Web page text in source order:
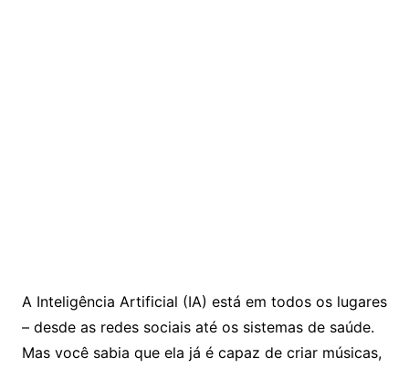
A Inteligência Artificial (IA) está em todos os lugares
– desde as redes sociais até os sistemas de saúde.
Mas você sabia que ela já é capaz de criar músicas,